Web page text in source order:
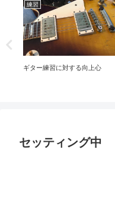
練習
ギター練習に対する向上心
セッティング中